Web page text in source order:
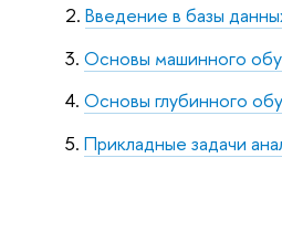
Введение в базы
Основы машинного
Основы глубинного
Прикладные задачи